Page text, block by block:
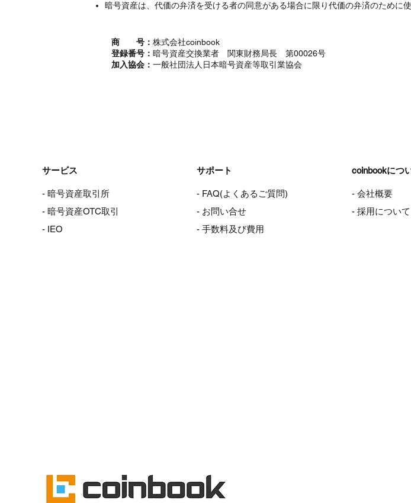
暗号資産は、代価の弁済を受ける者の同意がある場合に限り代価の弁済のために
商 号： 株式会社coinbook
登録番号： 暗号資産交換業者 関東財務局長 第00026号
加入協会： 一般社団法人日本暗号資産等取引業協会
coinbookにつ
- 会社概要
- 採用について
サポート
- FAQ(よくあるご質問)
- お問い合せ
- 手数料及び費用
サービス
- 暗号資産取引所
- 暗号資産OTC取引
- IEO